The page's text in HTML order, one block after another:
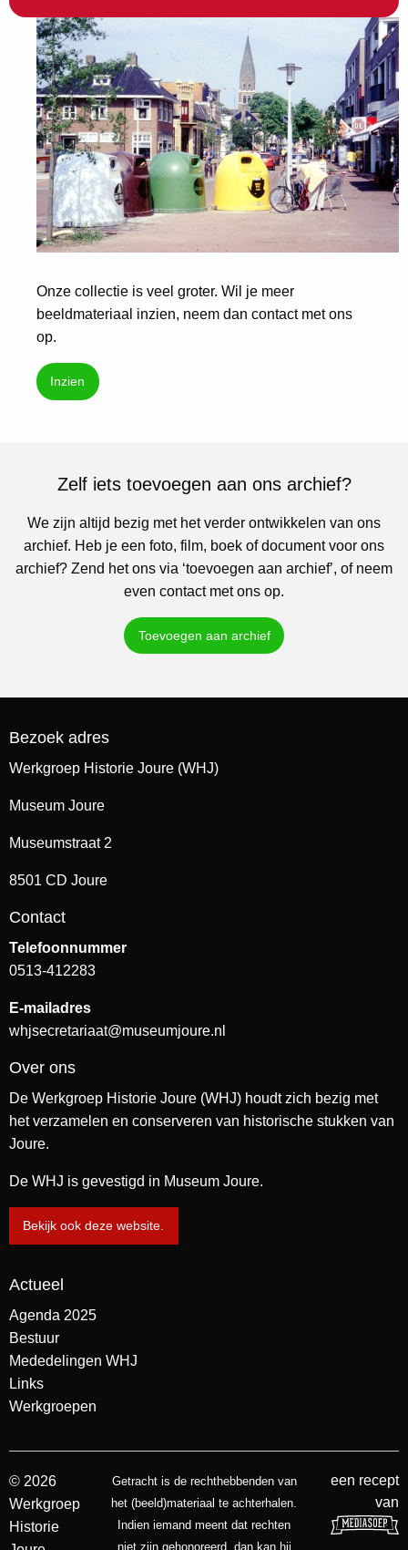
Onze collectie is veel groter. Wil je meer
beeldmateriaal inzien, neem dan contact met ons
op.
Inzien
Zelf iets toevoegen aan ons archief?
We zijn altijd bezig met het verder ontwikkelen van ons
archief. Heb je een foto, film, boek of document voor ons
archief? Zend het ons via ‘toevoegen aan archief’, of neem
even contact met ons op.
Toevoegen aan archief
Bezoek adres
Werkgroep Historie Joure (WHJ)
Museum Joure
Museumstraat 2
8501 CD Joure
Contact
Telefoonnummer
0513-412283
E-mailadres
whjsecretariaat@museumjoure.nl
Over ons
De Werkgroep Historie Joure (WHJ) houdt zich bezig met
het verzamelen en conserveren van historische stukken van
Joure.
De WHJ is gevestigd in Museum Joure.
Bekijk ook deze website.
Actueel
Agenda 2025
Bestuur
Mededelingen WHJ
Links
Werkgroepen
© 2026
Werkgroep
Historie
Getracht is de rechthebbenden van
het (beeld)materiaal te achterhalen.
Indien iemand meent dat rechten
niet zijn gehonoreerd, dan kan hij
een recept
van